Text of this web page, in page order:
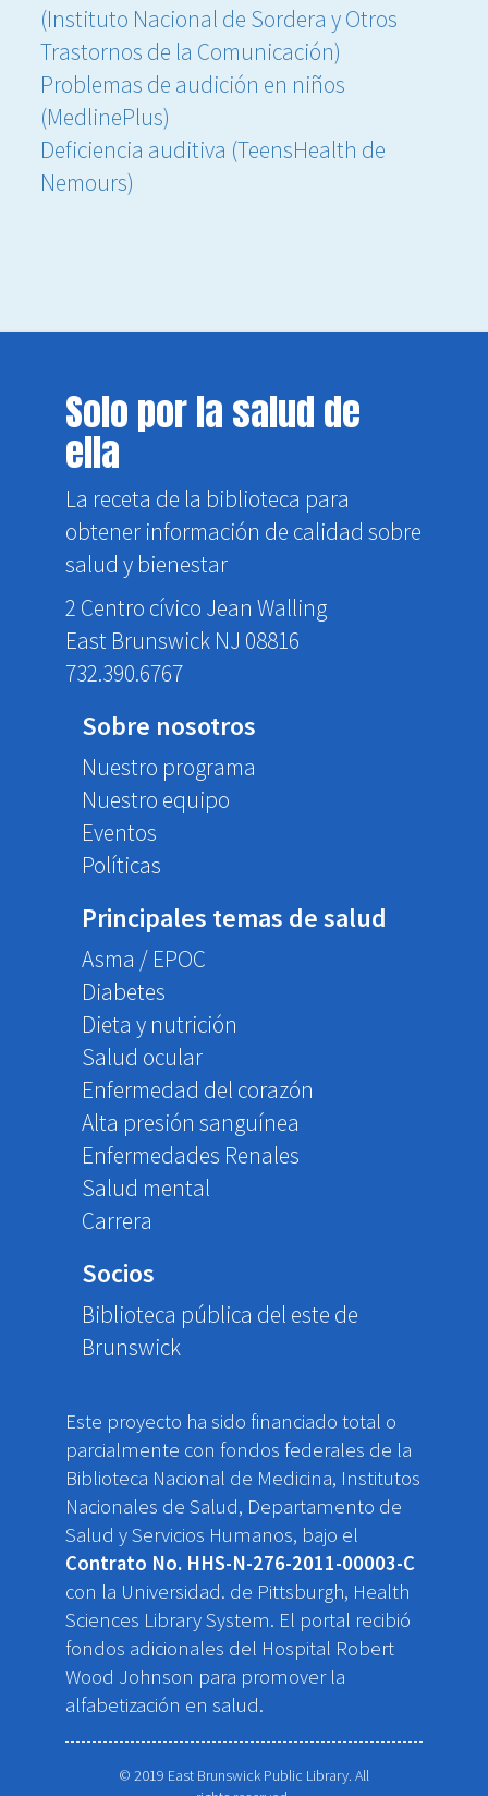
(Instituto Nacional de Sordera y Otros
Trastornos de la Comunicación)
Problemas de audición en niños
(MedlinePlus)
Deficiencia auditiva (TeensHealth de
Nemours)
Solo por la salud de
ella
La receta de la biblioteca para
obtener información de calidad sobre
salud y bienestar
2 Centro cívico Jean Walling
East Brunswick NJ 08816
732.390.6767
Sobre nosotros
Nuestro programa
Nuestro equipo
Eventos
Políticas
Principales temas de salud
Asma / EPOC
Diabetes
Dieta y nutrición
Salud ocular
Enfermedad del corazón
Alta presión sanguínea
Enfermedades Renales
Salud mental
Carrera
Socios
Biblioteca pública del este de
Brunswick
Este proyecto ha sido financiado total o
parcialmente con fondos federales de la
Biblioteca Nacional de Medicina, Institutos
Nacionales de Salud, Departamento de
Salud y Servicios Humanos, bajo el
Contrato No. HHS-N-276-2011-00003-C
con la Universidad. de Pittsburgh, Health
Sciences Library System. El portal recibió
fondos adicionales del Hospital Robert
Wood Johnson para promover la
alfabetización en salud.
© 2019 East Brunswick Public Library. All